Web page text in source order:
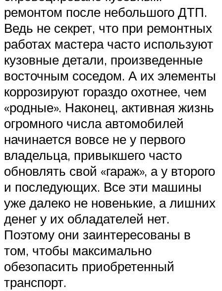
ремонтом после небольшого ДТП.
Ведь не секрет, что при ремонтных
работах мастера часто используют
кузовные детали, произведенные
восточным соседом. А их элементы
коррозируют гораздо охотнее, чем
«родные». Наконец, активная жизнь
огромного числа автомобилей
начинается вовсе не у первого
владельца, привыкшего часто
обновлять свой «гараж», а у второго
и последующих. Все эти машины
уже далеко не новенькие, а лишних
денег у их обладателей нет.
Поэтому они заинтересованы в
том, чтобы максимально
обезопасить приобретенный
транспорт.